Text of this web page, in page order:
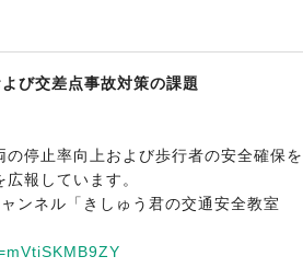
び交差点事故対策の課題
停止率向上および歩行者の安全確保を
報しています。
ンネル「きしゅう君の交通安全教室